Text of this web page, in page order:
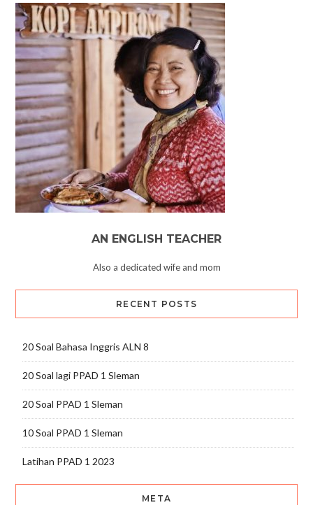
AN ENGLISH TEACHER
Also a dedicated wife and mom
RECENT POSTS
20 Soal Bahasa Inggris ALN 8
20 Soal lagi PPAD 1 Sleman
20 Soal PPAD 1 Sleman
10 Soal PPAD 1 Sleman
Latihan PPAD 1 2023
META